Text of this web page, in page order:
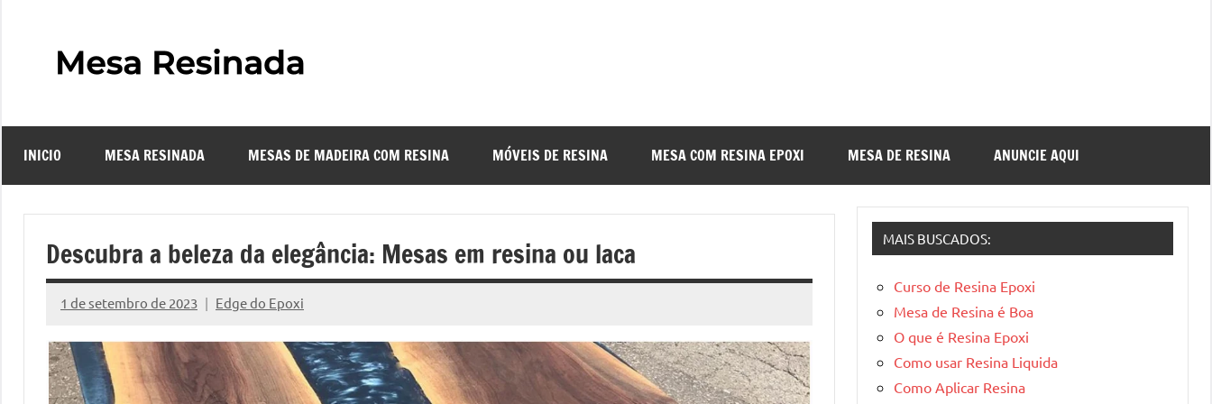
Resinada
–
Como
Fazer
uma
Mesa
resinadas,
a
elegância
se
encontra
INICIO MESA RESINADA MESAS DE MADEIRA COM RESINA MÓVEIS DE RESINA MESA COM RESINA EPOXI MESA DE RESINA ANUNCIE AQUI
Descubra a beleza da elegância: Mesas em resina ou laca
1 de setembro de 2023 Edge do Epoxi
Nenhum
Comentário
MAIS BUSCADOS:
Curso de Resina Epoxi
Mesa de Resina é Boa
O que é Resina Epoxi
Como usar Resina Liquida
Como Aplicar Resina